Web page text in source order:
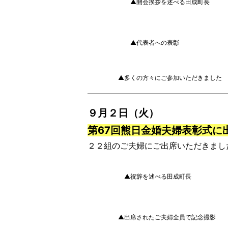
▲開会挨拶を述べる田成町長
▲代表者への表彰
▲多くの方々にご参加いただきました
９月２日（火）
第67回熊日金婚夫婦表彰式に
２２組のご夫婦にご出席いただきまし
▲祝辞を述べる田成町長
▲出席されたご夫婦全員で記念撮影